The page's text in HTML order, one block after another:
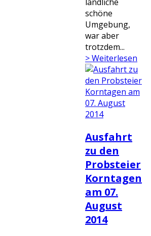
schöne
Umgebung,
war aber
trotzdem...
> Weiterlesen
Ausfahrt
zu den
Probsteier
Korntagen
am 07.
August
2014